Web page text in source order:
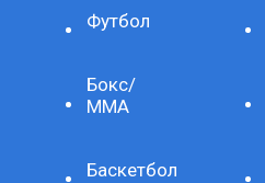
Футбол
Бокс/
ММА
Баскетбол